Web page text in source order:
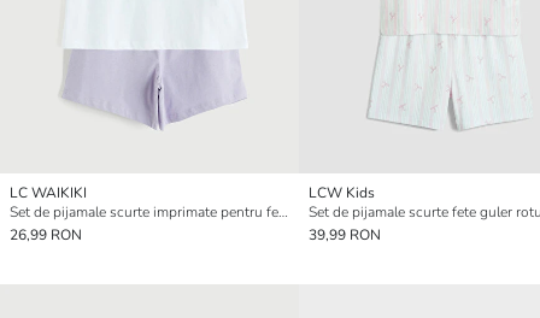
LC WAIKIKI
Set de pijamale scurte imprimate pentru fete
26,99 RON
LCW Kids
Set de pijamale scurte fete guler
39,99 RON